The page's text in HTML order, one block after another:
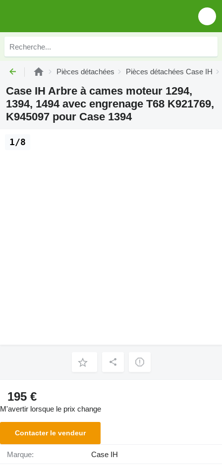
Pièces détachées Pièces détachées Case IH
Case IH Arbre à cames moteur 1294,
1394, 1494 avec engrenage T68 K921769,
K945097 pour Case 1394
1/8
195 €
M'avertir lorsque le prix change
Contacter le vendeur
Marque: Case IH